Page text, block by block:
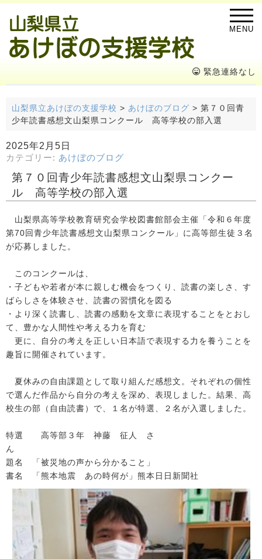
MENU
緊急連絡なし
山梨県立あけぼの支援学校 > あけぼのブログ > 第７０回青
少年読書感想文山梨県コンクール 高等学校の部入選
2025年2月5日
カテゴリー: あけぼのブログ
第７０回青少年読書感想文山梨県コンクー
ル 高等学校の部入選
山梨県高等学校教育研究会学校図書館部会主催「令和６年度
第70回青少年読書感想文山梨県コンクール」に高等部生徒３名
が応募しました。
このコンクールは、
・子どもや若者が本に親しむ機会をつくり、読書の楽しさ、す
ばらしさを体験させ、読書の習慣化を図る
・より深く読書し、読書の感動を文章に表現することをとおし
て、豊かな人間性や考える力を育む
更に、自分の考えを正しい日本語で表現する力を養うことを
趣旨に開催されています。
夏休みの自由課題として取り組んだ感想文。それぞれの個性
で選んだ作品から自分の考えを深め、表現しました。結果、高
校生の部（自由読書）で、１名が特選、２名が入選しました。
特選 高等部３年 神藤 征人 さ
ん
題名 「被災地の声から分かること」
書名 「熊本地震 あの時何が」熊本日日新聞社